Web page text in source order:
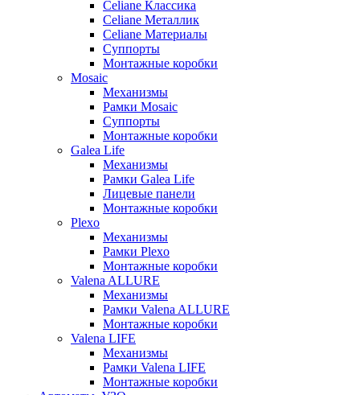
Celiane Классика
Celiane Металлик
Celiane Материалы
Суппорты
Монтажные коробки
Mosaic
Механизмы
Рамки Mosaic
Суппорты
Монтажные коробки
Galea Life
Механизмы
Рамки Galea Life
Лицевые панели
Монтажные коробки
Plexo
Механизмы
Рамки Plexo
Монтажные коробки
Valena ALLURE
Механизмы
Рамки Valena ALLURE
Монтажные коробки
Valena LIFE
Механизмы
Рамки Valena LIFE
Монтажные коробки